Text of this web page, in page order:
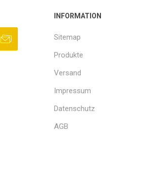
INFORMATION
Sitemap
Produkte
Versand
Impressum
Datenschutz
AGB